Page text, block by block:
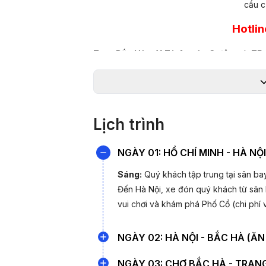
cầu
Tour Bắc Hà - Y Tý 4 ngày 3 đêm từ
những nét đẹp văn hóa đặc sắc của các
hưởng không khí trong lành của Tây Bắc.
thành phố Lào Cai khoảng 100km,
đường biên giới. Khi đến đây du khách
thú và bầu không khí trong lành nằm trên
vẻ đẹp hoang sơ, hùng vĩ khác biệt.
Lịch trình
NGÀY 01: HỒ CHÍ MINH - HÀ NỘI
Sáng: Quý khách tập trung tại sân
Đến Hà Nội, xe đón quý khách từ
vui chơi và khám phá Phố Cổ (chi phí
NGÀY 02: HÀ NỘI - BẮC HÀ
Xe và HDV PYS Travel đón Quý
NGÀY 03: CHỢ BẮC HÀ -